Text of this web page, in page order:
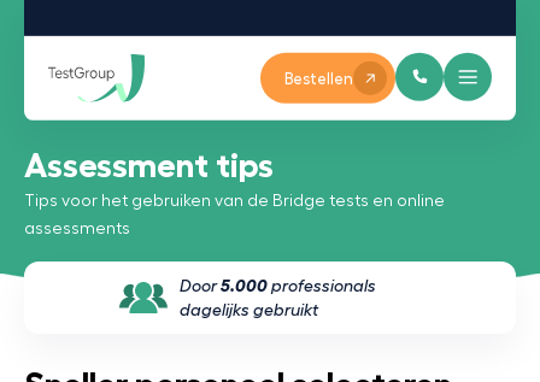
Bestellen
Assessment tips
Tips voor het gebruiken van de Bridge tests en online
assessments
Door5.000 professionals
dagelijks gebruikt